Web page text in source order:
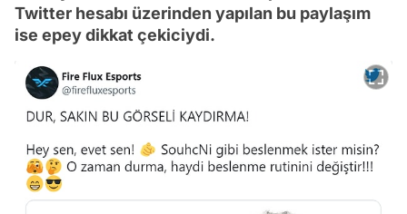
Twitter hesabı üzerinden yapılan bu paylaşım
ise epey dikkat çekiciydi.